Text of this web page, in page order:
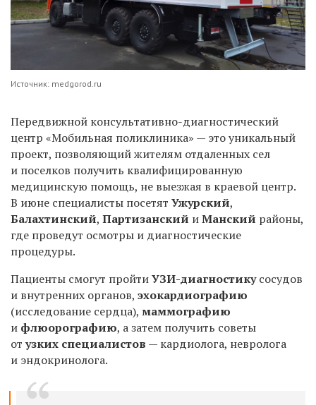
Источник: medgorod.ru
Передвижной консультативно-диагностический
центр «Мобильная поликлиника» — это уникальный
проект, позволяющий жителям отдаленных сел
и поселков получить квалифицированную
медицинскую помощь, не выезжая в краевой центр.
В июне специалисты посетят Ужурский,
Балахтинский, Партизанский иМанский районы,
где проведут осмотры и диагностические
процедуры.
Пациенты смогут пройтиУЗИ-диагностикусосудов
и внутренних органов, эхокардиографию
(исследование сердца), маммографию
и флюорографию, а затем получить советы
отузких специалистов — кардиолога, невролога
и эндокринолога.